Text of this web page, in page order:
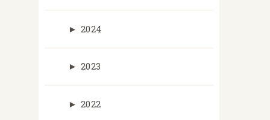
► 2024
► 2023
► 2022